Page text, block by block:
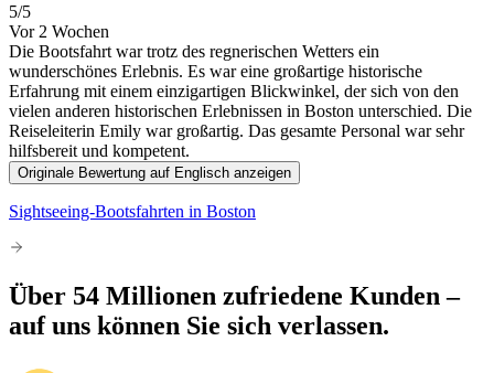
5/5
Vor 2 Wochen
Die Bootsfahrt war trotz des regnerischen Wetters ein
wunderschönes Erlebnis. Es war eine großartige historische
Erfahrung mit einem einzigartigen Blickwinkel, der sich von den
vielen anderen historischen Erlebnissen in Boston unterschied. Die
Reiseleiterin Emily war großartig. Das gesamte Personal war sehr
hilfsbereit und kompetent.
Originale Bewertung auf Englisch anzeigen
Sightseeing-Bootsfahrten in Boston
Über 54 Millionen zufriedene Kunden –
auf uns können Sie sich verlassen.